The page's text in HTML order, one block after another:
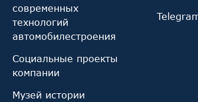
современных
технологий
автомобилестроения
Социальные проекты
компании
Музей истории